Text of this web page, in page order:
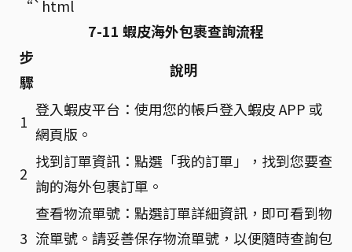
“`html
7-11 蝦皮海外包裹查詢流程
步
驟
說明
1
登入蝦皮平台：使用您的帳戶登入蝦皮 APP 或
網頁版。
2
找到訂單資訊：點選「我的訂單」，找到您要查
詢的海外包裹訂單。
3
查看物流單號：點選訂單詳細資訊，即可看到物
流單號。請妥善保存物流單號，以便隨時查詢包